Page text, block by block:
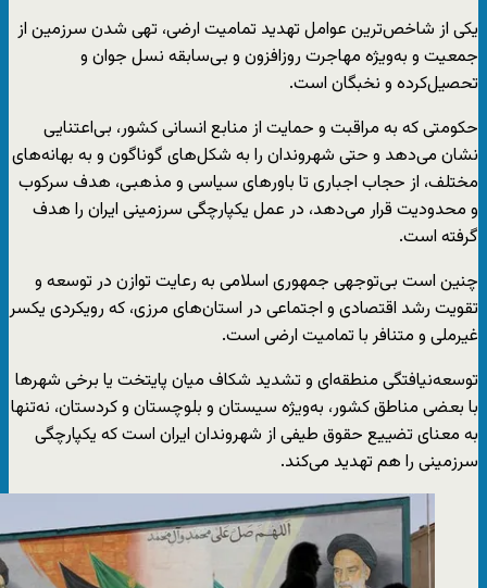
یکی از شاخص‌ترین عوامل تهدید تمامیت ارضی، تهی شدن سرزمین از
جمعیت و به‌ویژه مهاجرت روزافزون و بی‌سابقه‌ نسل جوان و
تحصیل‌کرده و نخبگان است.
حکومتی که به مراقبت و حمایت از منابع انسانی کشور، بی‌اعتنایی
نشان می‌دهد و حتی شهروندان را به شکل‌های گوناگون و به بهانه‌های
مختلف، از حجاب اجباری تا باورهای سیاسی و مذهبی، هدف سرکوب
و محدودیت قرار می‌دهد، در عمل یکپارچگی سرزمینی‌ ایران را هدف
گرفته است.
چنین است بی‌توجهی جمهوری اسلامی به رعایت توازن در توسعه و
تقویت رشد اقتصادی و اجتماعی در استان‌های مرزی، که رویکردی یکسر
غیرملی و متنافر با تمامیت ارضی است.
توسعه‌نیافتگی منطقه‌ای و تشدید شکاف میان پایتخت یا برخی شهرها
با بعضی مناطق کشور، به‌ویژه سیستان و بلوچستان و کردستان، نه‌تنها
به معنای تضییع حقوق طیفی از شهروندان ایران است که یکپارچگی
سرزمینی را هم تهدید می‌کند.